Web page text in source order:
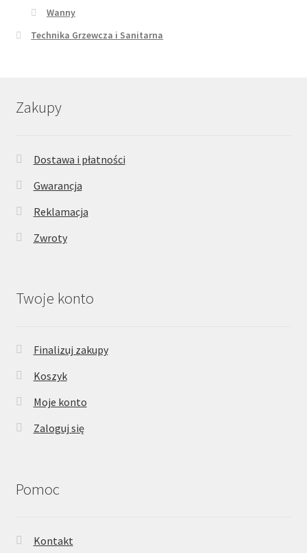
Wanny
Technika Grzewcza i Sanitarna
Zakupy
Dostawa i płatności
Gwarancja
Reklamacja
Zwroty
Twoje konto
Finalizuj zakupy
Koszyk
Moje konto
Zaloguj się
Pomoc
Kontakt